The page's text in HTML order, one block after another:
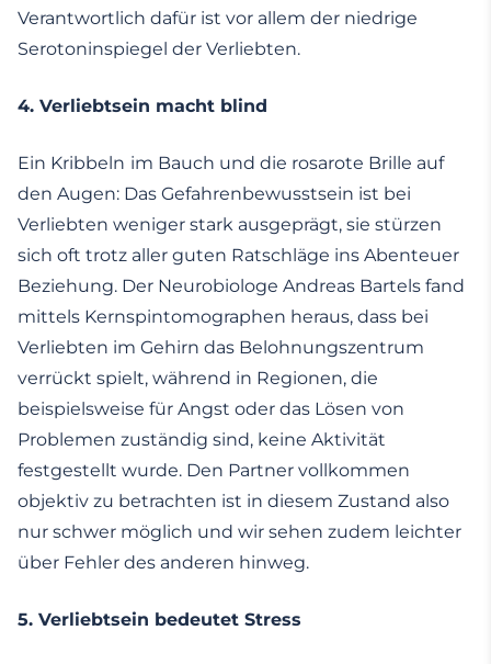
Verantwortlich dafür ist vor allem der niedrige
Serotoninspiegel der Verliebten.
4. Verliebtsein macht blind
Ein Kribbeln im Bauch und die rosarote Brille auf
den Augen: Das Gefahrenbewusstsein ist bei
Verliebten weniger stark ausgeprägt, sie stürzen
sich oft trotz aller guten Ratschläge ins Abenteuer
Beziehung. Der Neurobiologe Andreas Bartels fand
mittels Kernspintomographen heraus, dass bei
Verliebten im Gehirn das Belohnungszentrum
verrückt spielt, während in Regionen, die
beispielsweise für Angst oder das Lösen von
Problemen zuständig sind, keine Aktivität
festgestellt wurde. Den Partner vollkommen
objektiv zu betrachten ist in diesem Zustand also
nur schwer möglich und wir sehen zudem leichter
über Fehler des anderen hinweg.
5. Verliebtsein bedeutet Stress